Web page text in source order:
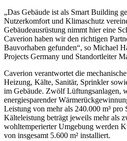
„Das Gebäude ist als Smart Building
Nutzerkomfort und Klimaschutz
Gebäudeausrüstung nimmt hier eine
Caverion haben wir den richtigen
Bauvorhaben gefunden“, so Michael
Projects Germany und Standortleiter
Caverion verantwortet die
Heizung, Kälte, Sanitär, Sprinkler
im Gebäude. Zwölf Lüftungsanlagen,
energiesparender
Leistung von mehr als 240.000 m³ pro
Kälteleistung beträgt jeweils mehr als
wohltemperierter Umgebung werden
von insgesamt 5.600 m² installiert.